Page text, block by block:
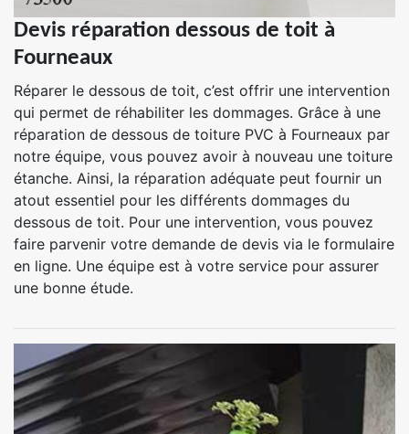
Devis réparation dessous de toit à
Fourneaux
Réparer le dessous de toit, c’est offrir une intervention
qui permet de réhabiliter les dommages. Grâce à une
réparation de dessous de toiture PVC à Fourneaux par
notre équipe, vous pouvez avoir à nouveau une toiture
étanche. Ainsi, la réparation adéquate peut fournir un
atout essentiel pour les différents dommages du
dessous de toit. Pour une intervention, vous pouvez
faire parvenir votre demande de devis via le formulaire
en ligne. Une équipe est à votre service pour assurer
une bonne étude.